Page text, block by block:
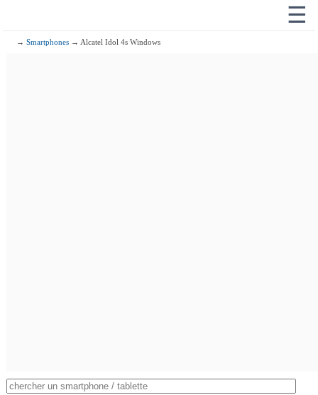
☰
→Smartphones → Alcatel Idol 4s Windows